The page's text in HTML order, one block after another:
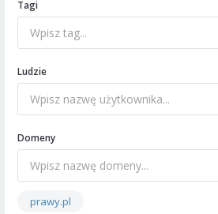
Tagi
Ludzie
Domeny
prawy.pl